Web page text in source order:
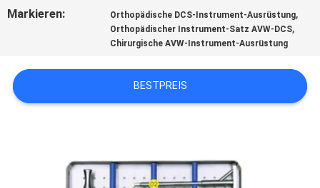
MIT
VERBINDUNG
Markieren: Orthopädische DCS-Instrument-Ausrüstung,
Orthopädischer Instrument-Satz AVW-DCS,
Chirurgische AVW-Instrument-Ausrüstung
BESTPREIS